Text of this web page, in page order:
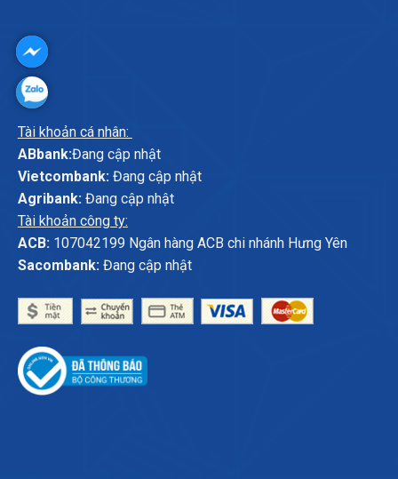
Tài khoản cá nhân:
ABbank:Đang cập nhật
Vietcombank:Đang cập nhật
Agribank:Đang cập nhật
Tài khoản công ty:
ACB:107042199 Ngân hàng ACB chi nhánh Hưng Yên
Sacombank:Đang cập nhật